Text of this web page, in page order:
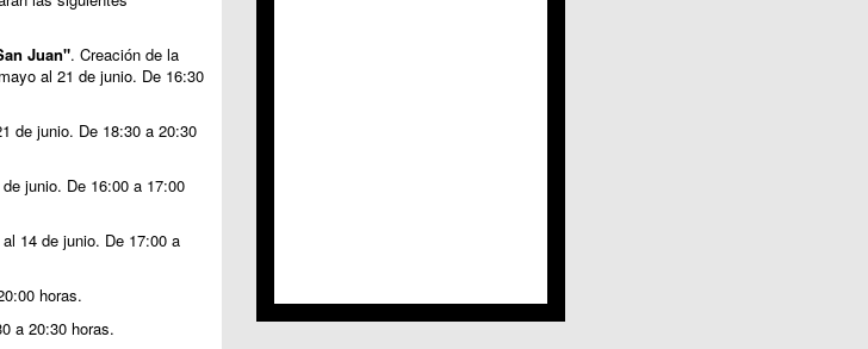
Juan". Creación de la
al 21 de junio. De 16:30
de junio. De 18:30 a 20:30
junio. De 16:00 a 17:00
14 de junio. De 17:00 a
horas.
a 20:30 horas.
C.C.S. La Paz